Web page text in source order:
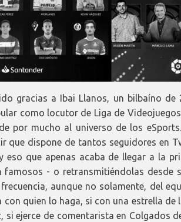
gracias a Ibai Llanos, un bilbaíno
como locutor de Liga de
por mucho al universo de los
que dispone de tantos seguidores en
eso que apenas acaba de llegar a la
famosos - o retransmitiéndolas desde
aunque no solamente, del
quien lo haga, si con una estrella de
si ejerce de comentarista en Colgados